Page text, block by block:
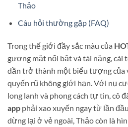
Thảo
Câu hỏi thường gặp (FAQ)
Trong thế giới đầy sắc màu của
gương mặt nổi bật và tài năng, cái
dần trở thành một biểu tượng của
quyến rũ không giới hạn. Với nụ
long lanh và phong cách tự tin, cô
app phải xao xuyến ngay từ lần
dừng lại ở vẻ ngoài, Thảo còn là